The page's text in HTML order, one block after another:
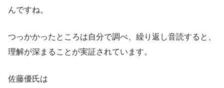
んですね。
つっかかったところは自分で調べ、繰り返し音読すると、
理解が深まることが実証されています。
佐藤優氏は